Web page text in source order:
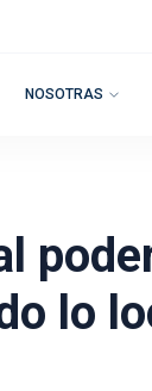
NOSOTRAS
lo